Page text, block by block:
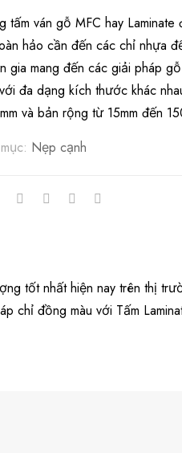
tấm ván gỗ MFC hay
hảo cần đến các chỉ nhựa
gia mang đến các giải pháp
đa dạng kích thước khác
và bản rộng từ 15mm đến
Nẹp cạnh
tốt nhất hiện nay trên thị
chỉ đồng màu với Tấm